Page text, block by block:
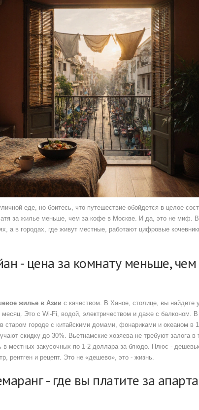
еде, но боитесь, что путешествие обойдется в целое
за жилье меньше, чем за кофе в Москве. И да, это не миф.
а в городах, где живут местные, работают цифровые
- цена за комнату меньше,
жилье в Азии с качеством. В Ханое, столице, вы найдете
Это с Wi-Fi, водой, электричеством и даже с балконом.
городе с китайскими домами, фонариками и океаном в
скидку до 30%. Вьетнамские хозяева не требуют залога в
в местных закусочных по 1-2 доллара за блюдо. Плюс -
рентген и рецепт. Это не «дешево», это - жизнь.
- где вы платите за